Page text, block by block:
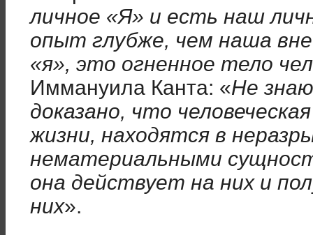
личное «Я» и есть наш
опыт глубже, чем наша
«я», это огненное тело
Иммануила Канта: «Не
доказано, что
жизни, находятся в
нематериальными
она действует на них и
них».